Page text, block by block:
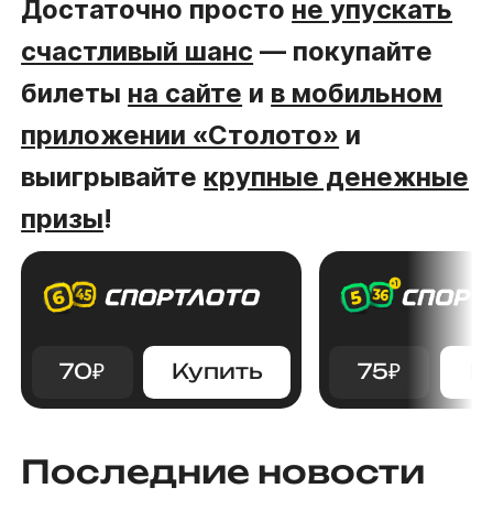
Достаточно просто не упускать
счастливый шанс — покупайте
билеты на сайте и в мобильном
приложении «Столото» и
выигрывайте крупные денежные
призы!
70₽ Купить 75₽
Последние новости